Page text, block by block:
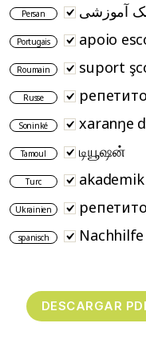
Persan آموزشی
Portugais apoio
Roumain suport
Russe
Soninké xaranŋe
Tamoul டியூஷன்
Turc
Ukrainien
spanisch Nachhilfe